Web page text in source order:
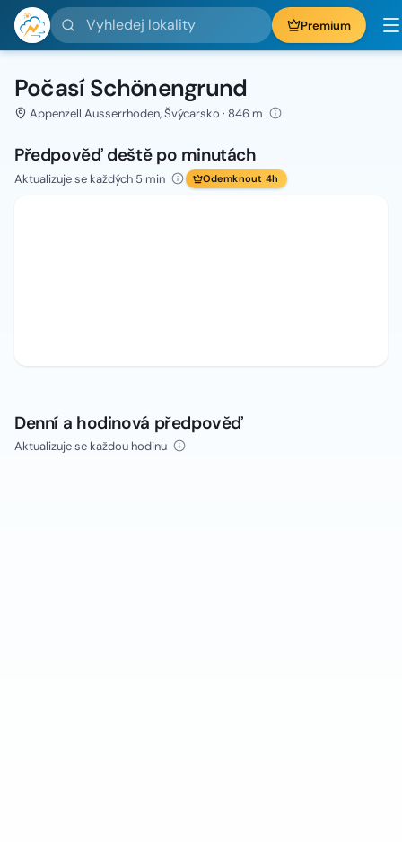
Vyhledej lokality Premium
Počasí Schönengrund
Appenzell Ausserrhoden, Švýcarsko · 846 m
Předpověď deště po minutách
Aktualizuje se každých 5 min Odemknout 4h
Denní a hodinová předpověď
Aktualizuje se každou hodinu